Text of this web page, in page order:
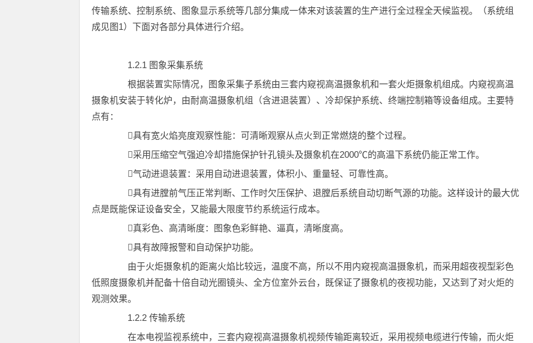
传输系统、控制系统、图象显示系统等几部分集成一体来对该装置的生产进行全过程全天候监视。（系统组
成见图1）下面对各部分具体进行介绍。
1.2.1 图象采集系统
根据装置实际情况，图象采集子系统由三套内窥视高温摄象机和一套火炬摄象机组成。内窥视高温
摄象机安装于转化炉，由耐高温摄象机组（含进退装置）、冷却保护系统、终端控制箱等设备组成。主要特
点有：
具有宽火焰亮度观察性能：可清晰观察从点火到正常燃烧的整个过程。
采用压缩空气强迫冷却措施保护针孔镜头及摄象机在2000℃的高温下系统仍能正常工作。
气动进退装置：采用自动进退装置，体积小、重量轻、可靠性高。
具有进膛前气压正常判断、工作时欠压保护、退膛后系统自动切断气源的功能。这样设计的最大优
点是既能保证设备安全，又能最大限度节约系统运行成本。
真彩色、高清晰度：图象色彩鲜艳、逼真，清晰度高。
具有故障报警和自动保护功能。
由于火炬摄象机的距离火焰比较远，温度不高，所以不用内窥视高温摄象机，而采用超夜视型彩色
低照度摄象机并配备十倍自动光圈镜头、全方位室外云台，既保证了摄象机的夜视功能，又达到了对火炬的
观测效果。
1.2.2 传输系统
在本电视监视系统中，三套内窥视高温摄象机视频传输距离较近，采用视频电缆进行传输，而火炬